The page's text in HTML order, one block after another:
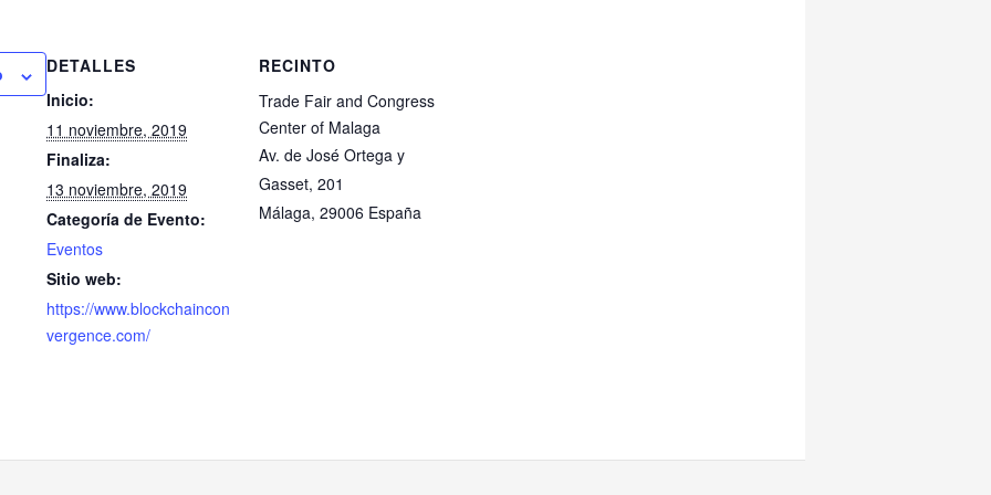
DETALLES
Inicio:
11 noviembre, 2019
Finaliza:
13 noviembre, 2019
Categoría de Evento:
Eventos
Sitio web:
https://www.blockchaincon
vergence.com/
RECINTO
Trade Fair and Congress
Center of Malaga
Av. de José Ortega y
Gasset, 201
Málaga, 29006 España